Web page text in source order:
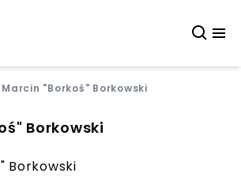
Marcin "Borkoś" Borkowski
Borkowski
Borkowski